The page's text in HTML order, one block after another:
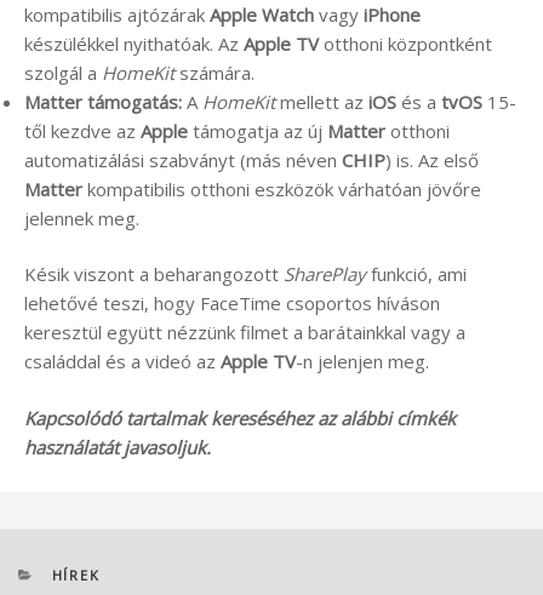
kompatibilis ajtózárak Apple Watch vagy iPhone
készülékkel nyithatóak. Az Apple TVotthoni központként
szolgál a HomeKitszámára.
Matter támogatás: A HomeKitmellett az iOS és a tvOS 15-
től kezdve az Apple támogatja az új Matter otthoni
automatizálási szabványt (más néven CHIP) is. Az első
Matter kompatibilis otthoni eszközök várhatóan jövőre
jelennek meg.
Késik viszont a beharangozott SharePlayfunkció, ami
lehetővé teszi, hogy FaceTime csoportos híváson
keresztül együtt nézzünk filmet a barátainkkal vagy a
családdal és a videó az Apple TV-n jelenjen meg.
Kapcsolódó tartalmak kereséséhez az alábbi címkék
használatát javasoljuk.
KATEGÓRIÁK
HÍREK